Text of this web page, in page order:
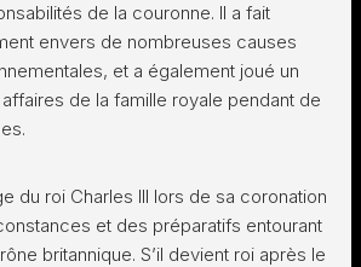
de la couronne. Il a fait
envers de nombreuses causes
et a également joué un
de la famille royale pendant de
du roi Charles III lors de sa coronation
et des préparatifs entourant
britannique. S’il devient roi après le